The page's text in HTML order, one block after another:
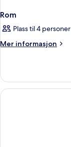
Rom
Plass til 4 personer
Mer informasjon
Mer